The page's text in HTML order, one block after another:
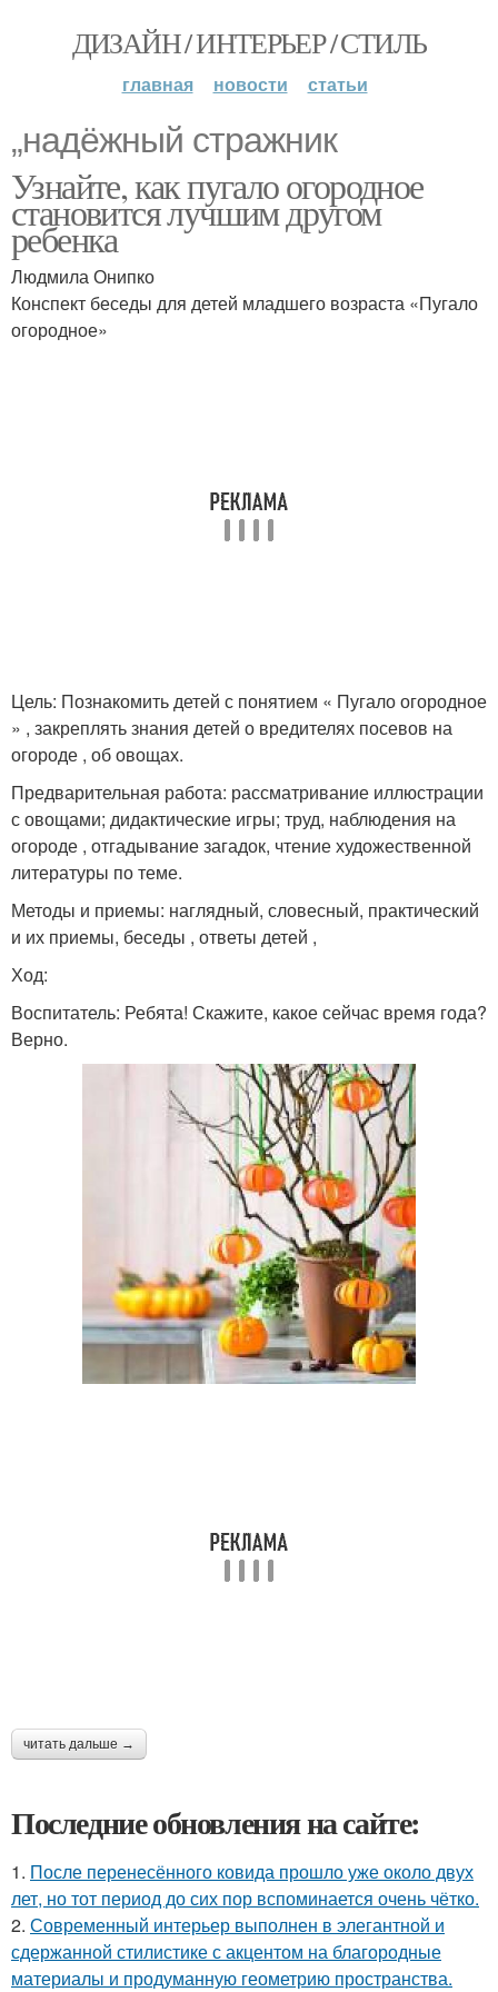
ДИЗАЙН / ИНТЕРЬЕР / СТИЛЬ
главная новости статьи
„надёжный стражник
Узнайте, как пугало огородное
становится лучшим другом
ребенка
Людмила Онипко
Конспект беседы для детей младшего возраста «Пугало
огородное»
Цель: Познакомить детей с понятием « Пугало огородное
» , закреплять знания детей о вредителях посевов на
огороде , об овощах.
Предварительная работа: рассматривание иллюстрации
с овощами; дидактические игры; труд, наблюдения на
огороде , отгадывание загадок, чтение художественной
литературы по теме.
Методы и приемы: наглядный, словесный, практический
и их приемы, беседы , ответы детей ,
Ход:
Воспитатель: Ребята! Скажите, какое сейчас время года?
Верно.
читать дальше →
Последние обновления на сайте:
1. После перенесённого ковида прошло уже около двух
лет, но тот период до сих пор вспоминается очень чётко.
2. Современный интерьер выполнен в элегантной и
сдержанной стилистике с акцентом на благородные
материалы и продуманную геометрию пространства.